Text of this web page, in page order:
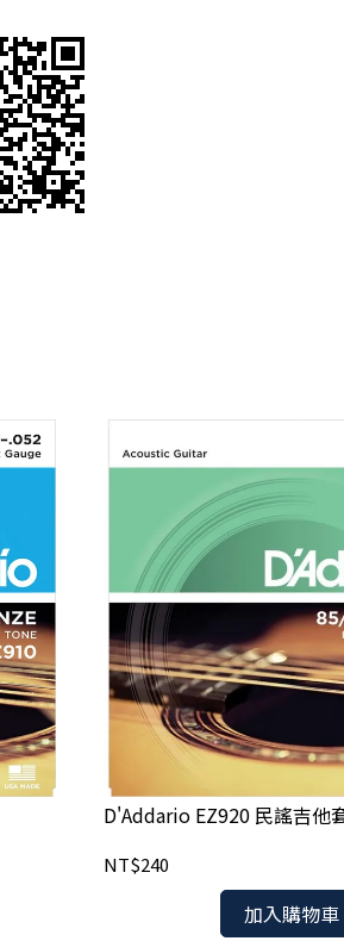
D'Addario EZ920 民謠吉他
NT$240
加入購物車